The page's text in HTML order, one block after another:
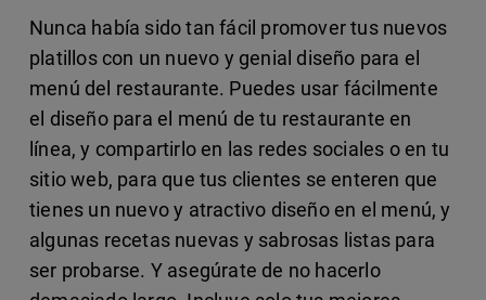
Nunca había sido tan fácil promover tus nuevos
platillos con un nuevo y genial diseño para el
menú del restaurante. Puedes usar fácilmente
el diseño para el menú de tu restaurante en
línea, y compartirlo en las redes sociales o en tu
sitio web, para que tus clientes se enteren que
tienes un nuevo y atractivo diseño en el menú, y
algunas recetas nuevas y sabrosas listas para
ser probarse. Y asegúrate de no hacerlo